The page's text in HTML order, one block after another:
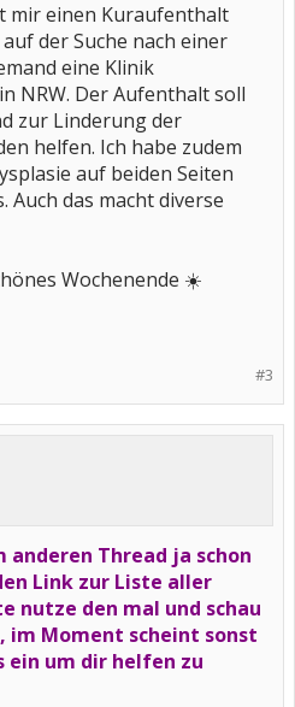
mir einen Kuraufenthalt
der Suche nach einer
eine Klinik
NRW. Der Aufenthalt soll
zur Linderung der
helfen. Ich habe zudem
auf beiden Seiten
das macht diverse
Wochenende ☀️
#3
Thread ja schon
Link zur Liste aller
nutze den mal und schau
im Moment scheint sonst
ein um dir helfen zu